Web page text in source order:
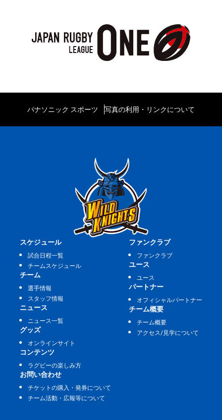
パナソニック スポーツ 写真の利用・リンクについて
スケジュール
試合日程一覧
チームスケジュール
チーム
選手情報
スタッフ情報
ニュース
ニュース一覧
グッズ
オンラインサイト
ファンクラブ
ファンクラブ
ユース
ユース
パートナー
オフィシャルパートナー
チーム概要
チーム概要
アクセス/見学について
コンテンツ
ラグビーの楽しみ方
お問い合わせ
チケットの購入・発券について
チーム活動・広報等について